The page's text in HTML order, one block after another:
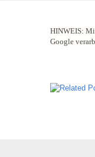
HINWEIS:
Google